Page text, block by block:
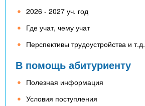
2026 - 2027 уч. год
Где учат, чему учат
Перспективы трудоустройства и т.д.
В помощь абитуриенту
Полезная информация
Условия поступления